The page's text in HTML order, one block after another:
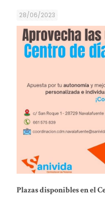
28/06/2023
Plazas disponibles en el